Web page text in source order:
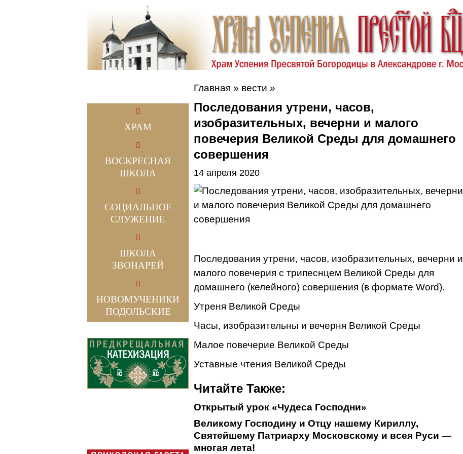
ХРАМ
ВОСКРЕСНАЯ
ШКОЛА
СОЦИАЛЬНОЕ
СЛУЖЕНИЕ
ШКОЛА
ЗВОНАРЕЙ
НОВОМУЧЕНИКИ
ПОДОЛЬСКИЕ
Главная » вести »
Последования утрени, часов,
изобразительных, вечерни и малого
повечерия Великой Среды для домашнего
совершения
14 апреля 2020
Последования утрени, часов, изобразительных, вечерни и
малого повечерия с трипеснцем Великой Среды для
домашнего (келейного) совершения (в формате Word).
Утреня Великой Среды
Часы, изобразительны и вечерня Великой Среды
Малое повечерие Великой Среды
Уставные чтения Великой Среды
Читайте Также:
Открытый урок «Чудеса Господни»
Великому Господину и Отцу нашему Кириллу,
Святейшему Патриарху Московскому и всея Руси —
многая лета!